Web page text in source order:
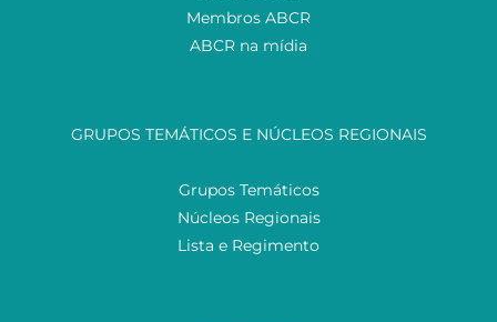
Membros ABCR
ABCR na mídia
GRUPOS TEMÁTICOS E NÚCLEOS REGIONAIS
Grupos Temáticos
Núcleos Regionais
Lista e Regimento